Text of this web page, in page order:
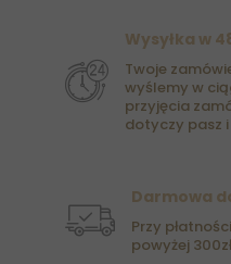
Wysyłka w
Twoje
wyślemy w
przyjęcia
dotyczy pasz
Darmowa
Przy
powyżej